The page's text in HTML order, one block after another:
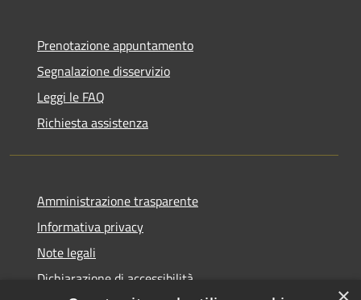
Prenotazione appuntamento
Segnalazione disservizio
Leggi le FAQ
Richiesta assistenza
Amministrazione trasparente
Informativa privacy
Note legali
Dichiarazione di accessibilità